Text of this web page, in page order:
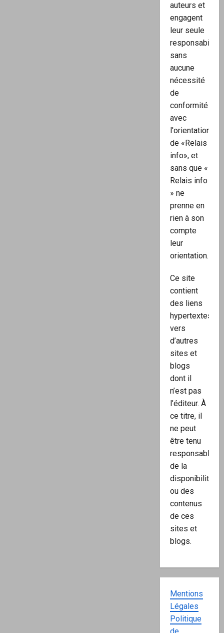
auteurs et
engagent
leur seule
responsabilité,
sans
aucune
nécessité
de
conformité
avec
l'orientation
de «Relais
info», et
sans que «
Relais info
» ne
prenne en
rien à son
compte
leur
orientation.
Ce site
contient
des liens
hypertextes
vers
d’autres
sites et
blogs
dont il
n’est pas
l’éditeur. À
ce titre, il
ne peut
être tenu
responsable
de la
disponibilité
ou des
contenus
de ces
sites et
blogs.
Mentions
Légales
Politique